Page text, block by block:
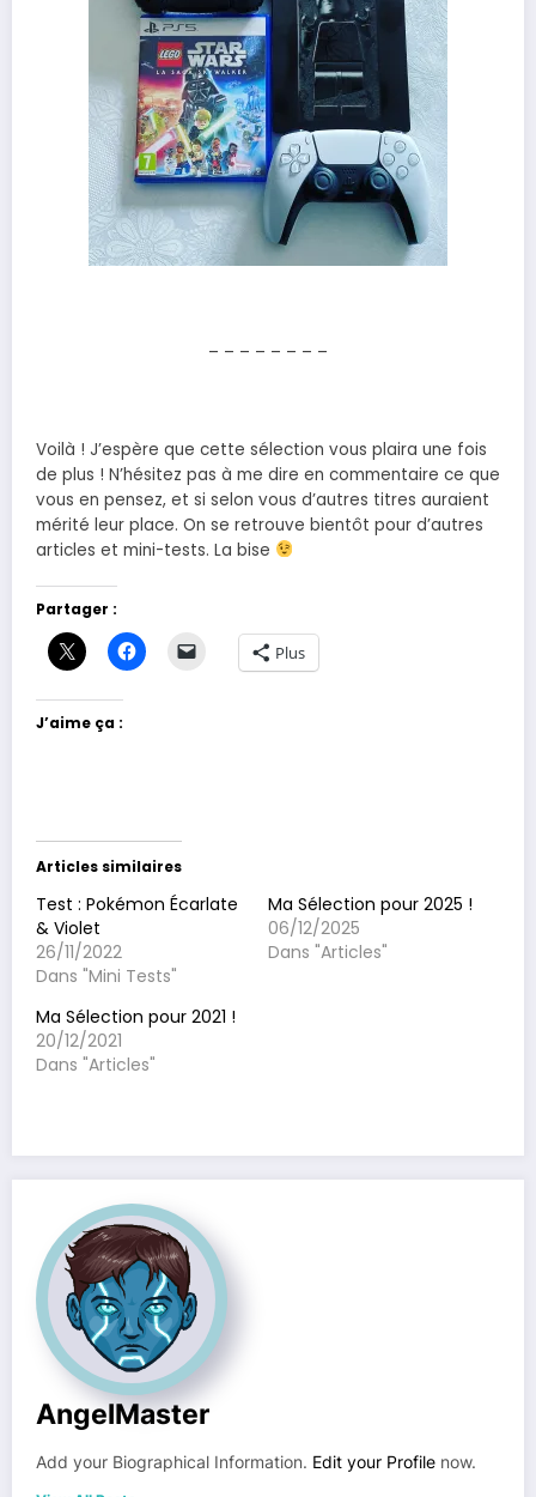
– – – – – – – –
Voilà ! J’espère que cette sélection vous plaira une fois
de plus ! N’hésitez pas à me dire en commentaire ce que
vous en pensez, et si selon vous d’autres titres auraient
mérité leur place. On se retrouve bientôt pour d’autres
articles et mini-tests. La bise
Partager :
Plus
J’aime ça :
Articles similaires
Test : Pokémon Écarlate
& Violet
26/11/2022
Dans "Mini Tests"
Ma Sélection pour 2025 !
06/12/2025
Dans "Articles"
Ma Sélection pour 2021 !
20/12/2021
Dans "Articles"
AngelMaster
Add your Biographical Information. Edit your Profile now.